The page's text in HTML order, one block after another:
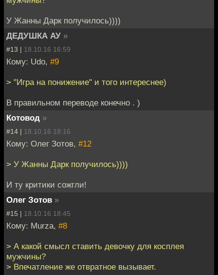
У Жанны Дарк получилось))))
ДЕДУШКА АУ »
#13 | 18.10.16 16:59
Кому: Udo, #9
> "Игра на понижение" и того интереснее)
В правильном переводе конечно . )
Котовод »
#14 | 18.10.16 18:16
Кому: Олег Зотов, #12
> У Жанны Дарк получилось))))
И ту критики сожгли!
Олег Зотов »
#15 | 18.10.16 18:45
Кому: Murza, #8
> А какой смысл ставить девочку для косплея
мужчины?
> Впечатление же отвратное вызывает.